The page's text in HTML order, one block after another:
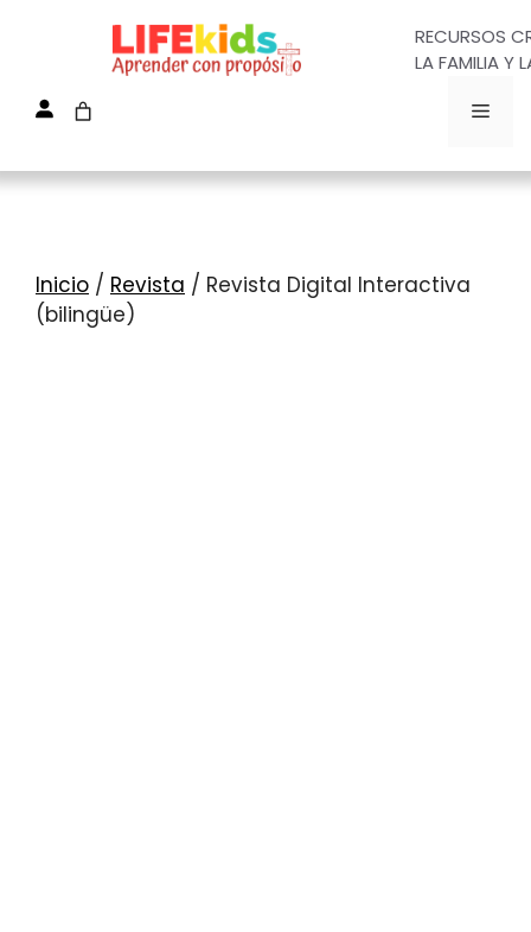
RECURSOS
LA FAMILIA Y
Inicio / Revista / Revista Digital Interactiva
(bilingüe)